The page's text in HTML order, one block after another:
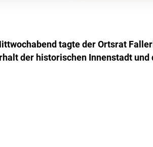
tagte der Ortsrat
der historischen Innenstadt und